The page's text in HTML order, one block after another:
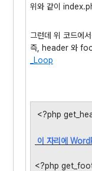
위와 같이
그런데 위 코드에
즉, header 와
_Loop
<?php
이 자리에
<?php